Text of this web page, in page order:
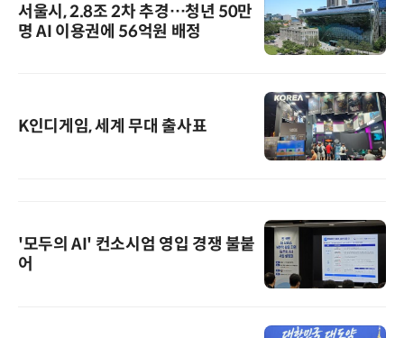
서울시, 2.8조 2차 추경…청년 50만
명 AI 이용권에 56억원 배정
K인디게임, 세계 무대 출사표
'모두의 AI' 컨소시엄 영입 경쟁 불붙
어